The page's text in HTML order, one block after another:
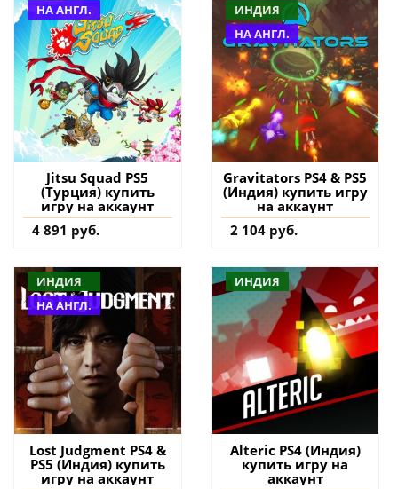
НА АНГЛ.
Jitsu Squad PS5
(Турция) купить
игру на аккаунт
4 891 руб.
ИНДИЯ
НА АНГЛ.
Gravitators PS4 & PS5
(Индия) купить игру
на аккаунт
2 104 руб.
ИНДИЯ
НА АНГЛ.
Lost Judgment PS4 &
PS5 (Индия) купить
игру на аккаунт
ИНДИЯ
Alteric PS4 (Индия)
купить игру на
аккаунт